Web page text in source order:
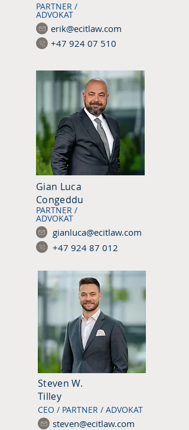
PARTNER /
ADVOKAT
erik@ecitlaw.com
+47 924 07 510
Gian Luca
Congeddu
PARTNER /
ADVOKAT
gianluca@ecitlaw.com
+47 924 87 012
Steven W.
Tilley
CEO / PARTNER / ADVOKAT
steven@ecitlaw.com